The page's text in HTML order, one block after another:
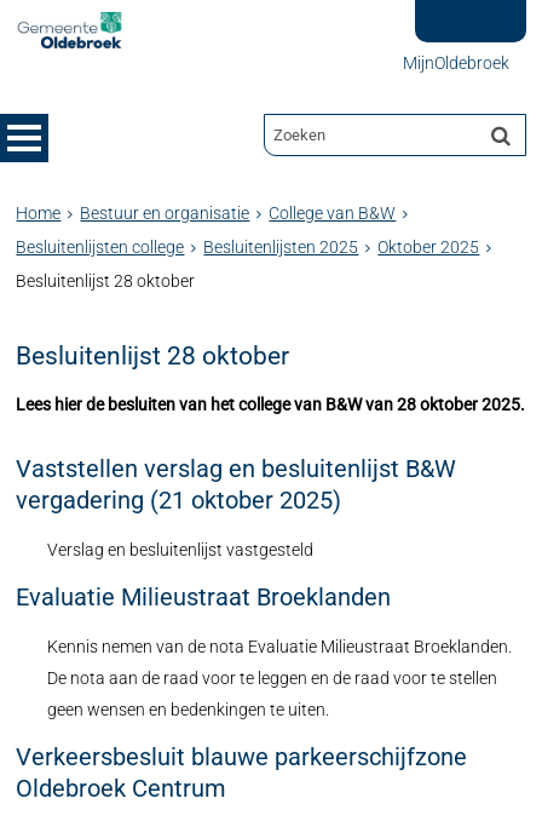
MijnOldebroek
Home Bestuur en organisatie
College van B&W
Besluitenlijsten college
Besluitenlijsten 2025
Oktober 2025
Besluitenlijst 28 oktober
Besluitenlijst 28 oktober
Lees hier de besluiten van het college van B&W van 28 oktober 2025.
Vaststellen verslag en besluitenlijst B&W
vergadering (21 oktober 2025)
Verslag en besluitenlijst vastgesteld
Evaluatie Milieustraat Broeklanden
Kennis nemen van de nota Evaluatie Milieustraat Broeklanden.
De nota aan de raad voor te leggen en de raad voor te stellen
geen wensen en bedenkingen te uiten.
Verkeersbesluit blauwe parkeerschijfzone
Oldebroek Centrum